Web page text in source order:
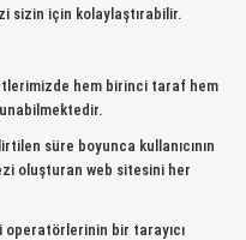
sizin için kolaylaştırabilir.
hem birinci taraf hem
süre boyunca kullanıcının
oluşturan web sitesini her
operatörlerinin bir tarayıcı